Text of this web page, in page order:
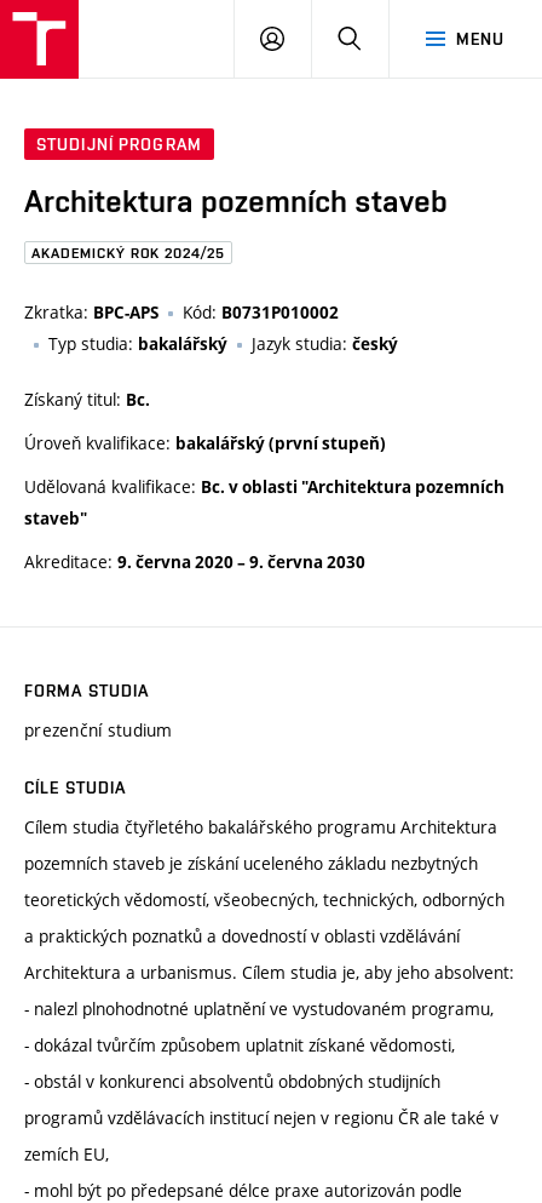
Brno
MENU
PŘIHLÁSIT
STUDIJNÍ PROGRAM
Architektura pozemních staveb
AKADEMICKÝ ROK 2024/25
Zkratka: BPC-APS Kód: B0731P010002
Typ studia: bakalářský Jazyk studia: český
Získaný titul: Bc.
Úroveň kvalifikace: bakalářský (první stupeň)
Udělovaná kvalifikace: Bc. v oblasti "Architektura pozemních
staveb"
Akreditace: 9. června 2020–9. června 2030
FORMA STUDIA
prezenční studium
CÍLE STUDIA
Cílem studia čtyřletého bakalářského programu Architektura
pozemních staveb je získání uceleného základu nezbytných
teoretických vědomostí, všeobecných, technických, odborných
a praktických poznatků a dovedností v oblasti vzdělávání
Architektura a urbanismus. Cílem studia je, aby jeho absolvent:
- nalezl plnohodnotné uplatnění ve vystudovaném programu,
- dokázal tvůrčím způsobem uplatnit získané vědomosti,
- obstál v konkurenci absolventů obdobných studijních
programů vzdělávacích institucí nejen v regionu ČR ale také v
zemích EU,
- mohl být po předepsané délce praxe autorizován podle